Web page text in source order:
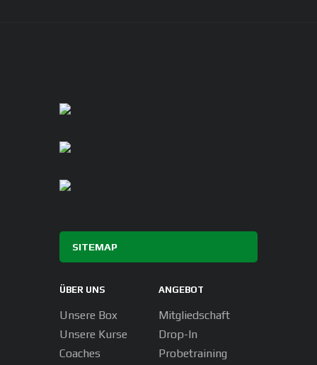
SITEMAP
ÜBER UNS
Unsere Box
Unsere Kurse
Coaches
ANGEBOT
Mitgliedschaft
Drop-In
Probetraining